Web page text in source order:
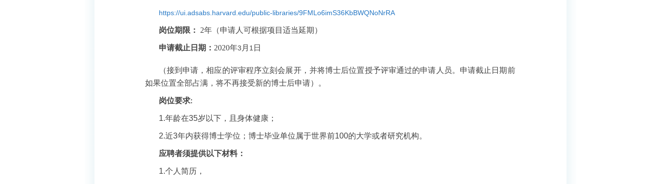
https://ui.adsabs.harvard.edu/public-libraries/9FMLo6imS36KbBWQNoNrRA
岗位期限： 2年（申请人可根据项目适当延期）
申请截止日期： 2020年3 月 1 日
（接到申请，相应的评审程序立刻会展开，并将博士后位置授予评审通过的申请人员。申请截止日期前
如果位置全部占满，将不再接受新的博士后申请）。
岗位要求:
1.年龄在35岁以下，且身体健康；
2.近3年内获得博士学位；博士毕业单位属于世界前100的大学或者研究机构。
应聘者须提供以下材料：
1.个人简历，